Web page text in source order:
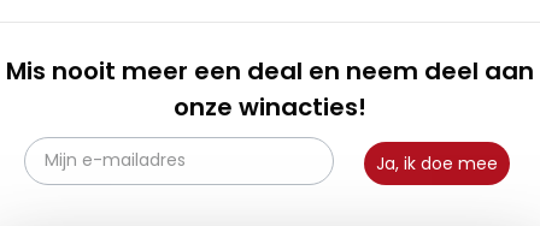
Mis nooit meer een deal en neem deel aan
onze winacties!
Ja, ik doe mee